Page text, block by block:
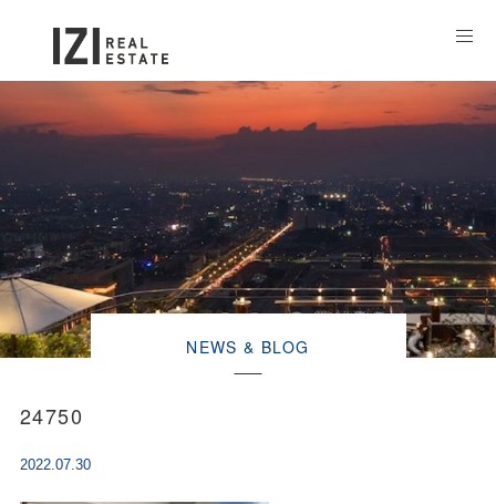
NEWS & BLOG
24750
2022.07.30